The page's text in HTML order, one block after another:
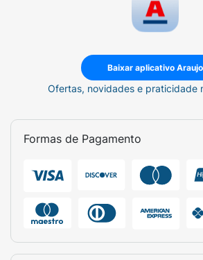
Baixar aplicativo Araujo
Ofertas, novidades e praticidade
Formas de Pagamento